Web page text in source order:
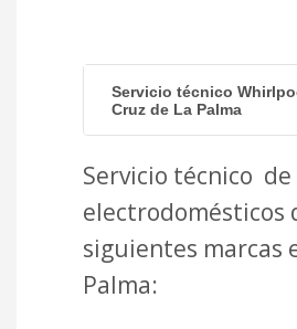
Servicio técnico
Cruz de La Palma
Servicio técnico de
electrodomésticos
siguientes marcas
Palma: